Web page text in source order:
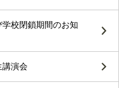
校閉鎖期間のお知
講演会